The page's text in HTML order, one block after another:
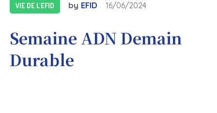
VIE DE L'EFID by EFID 16/06/2024
Semaine ADN Demain
Durable